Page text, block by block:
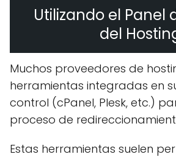
Utilizando el Panel
del
Muchos proveedores de
herramientas integradas en
control (cPanel, Plesk, etc.)
proceso de
Estas herramientas suelen